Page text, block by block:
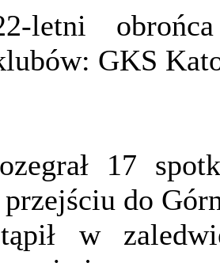
letni
GKS
17
do
w